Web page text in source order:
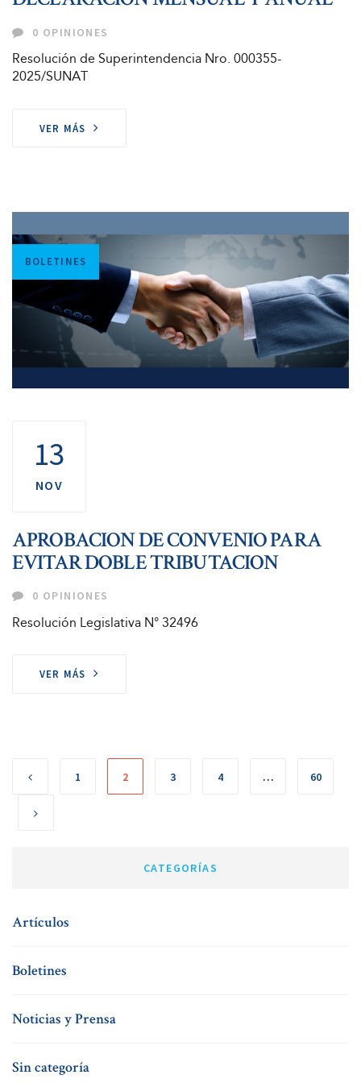
0 OPINIONES
Resolución de Superintendencia Nro. 000355-
2025/SUNAT
VER MÁS
Tags
BOLETINES
13
NOV
APROBACION DE CONVENIO PARA
EVITAR DOBLE TRIBUTACION
0 OPINIONES
Resolución Legislativa N° 32496
VER MÁS
1 2 3 4 … 60
CATEGORÍAS
Artículos
Boletines
Noticias y Prensa
Sin categoría